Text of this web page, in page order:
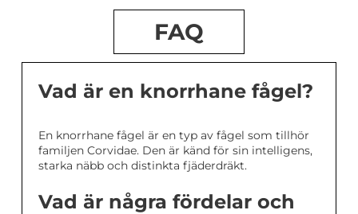
FAQ
Vad är en knorrhane fågel?
En knorrhane fågel är en typ av fågel som tillhör
familjen Corvidae. Den är känd för sin intelligens,
starka näbb och distinkta fjäderdräkt.
Vad är några fördelar och